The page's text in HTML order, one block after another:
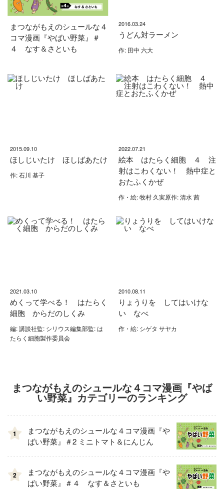
まつながもえのシュールな４
コマ漫画『やばい野菜』＃
４ なす＆さといも
2016.03.24
うどん対ラーメン
作: 田中 六大
2015.09.10
ほしじいたけ ほしばあたけ
作: 石川 基子
2022.07.21
絵本 はたらく細胞 ４ 注
射はこわくない！ 熱中症と
おたふくかぜ
作・絵: 牧村 久実原作: 清水 茜
2021.03.10
めくって学べる！ はたらく
細胞 からだのしくみ
編: 講談社監: シリウス編集部監: は
たらく細胞製作委員会
2010.08.11
りょうりを してはいけな
い なべ
作・絵: シゲタ サヤカ
まつながもえのシュールな４コマ漫画『やば
い野菜』カテゴリーのランキング
1
まつながもえのシュールな４コマ漫画『や
ばい野菜』＃2 ミニトマト＆にんじん
2
まつながもえのシュールな４コマ漫画『や
ばい野菜』＃４ なす＆さといも